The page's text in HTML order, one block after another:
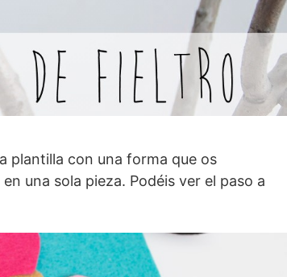
plantilla con una forma que os
una sola pieza. Podéis ver el paso a